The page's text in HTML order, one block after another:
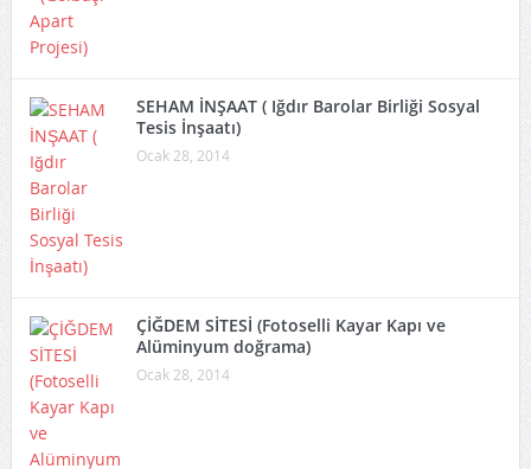
SEHAM İNŞAAT ( Iğdır Barolar Birliği Sosyal
Tesis İnşaatı)
Ocak 28, 2014
ÇİĞDEM SİTESİ (Fotoselli Kayar Kapı ve
Alüminyum doğrama)
Ocak 28, 2014